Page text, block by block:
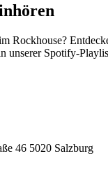
Rockhouse?
unserer Spotify-
46 5020 Salzburg